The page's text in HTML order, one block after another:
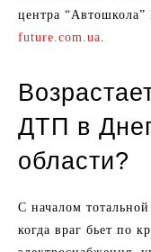
центра
future.com.ua.
ДТП в
области?
С началом
когда враг бьет по